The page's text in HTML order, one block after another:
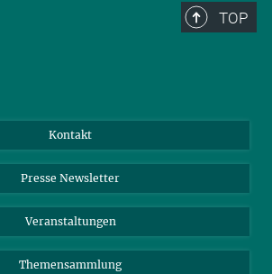
TOP
Kontakt
Presse Newsletter
Veranstaltungen
Themensammlung